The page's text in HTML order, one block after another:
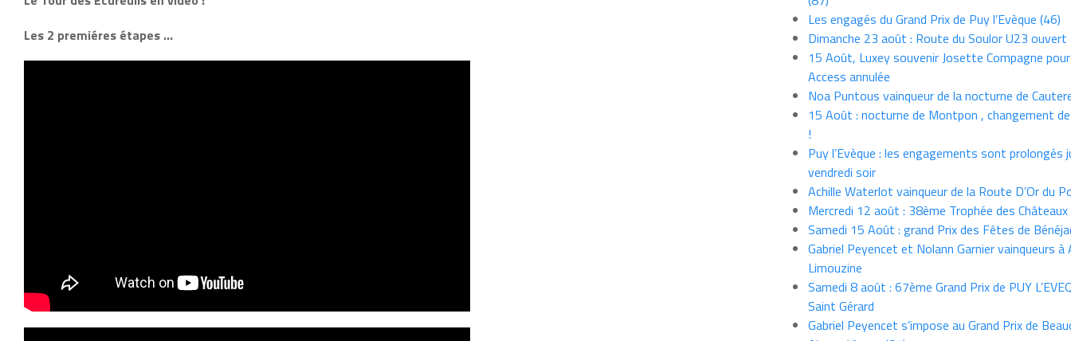
Les 2 premiéres étapes …
Les engagés du Grand Prix de Puy l’Evèque (46)
Dimanche 23 août : Route du Soulor U23 ouvert
15 Août, Luxey souvenir Josette Compagne
Access annulée
Noa Puntous vainqueur de la nocturne de
15 Août : nocturne de Montpon , changement
!
Puy l’Evèque : les engagements sont prolongés
vendredi soir
Achille Waterlot vainqueur de la Route D’Or du
Mercredi 12 août : 38ème Trophée des Châteaux
Samedi 15 Août : grand Prix des Fêtes de
Gabriel Peyencet et Nolann Garnier vainqueurs à
Limouzine
Samedi 8 août : 67ème Grand Prix de PUY
Saint Gérard
Gabriel Peyencet s’impose au Grand Prix de